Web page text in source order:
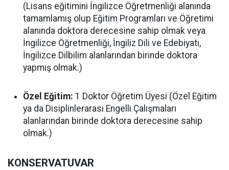
(Lisans eğitimini İngilizce Öğretmenliği alanında
tamamlamış olup Eğitim Programları ve Öğretimi
alanında doktora derecesine sahip olmak veya
İngilizce Öğretmenliği, İngiliz Dili ve Edebiyatı,
İngilizce Dilbilim alanlarından birinde doktora
yapmış olmak.)
Özel Eğitim: 1 Doktor Öğretim Üyesi (Özel Eğitim
ya da Disiplinlerarası Engelli Çalışmaları
alanlarından birinde doktora derecesine sahip
olmak.)
KONSERVATUVAR